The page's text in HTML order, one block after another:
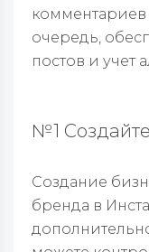
комментариев
очередь,
постов и учет
№1
Создание
бренда в